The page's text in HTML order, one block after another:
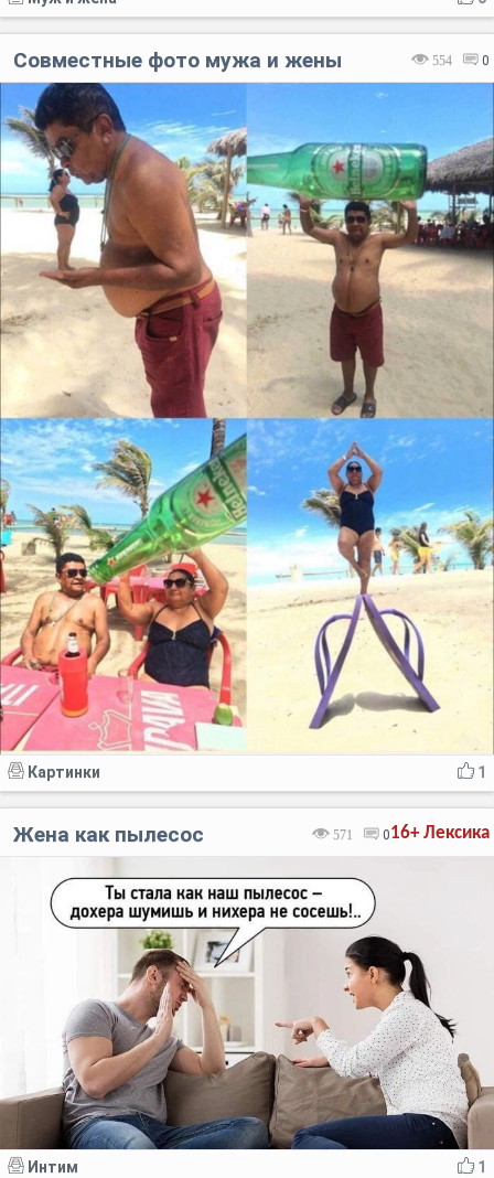
554 0
Совместные фото мужа и жены
1
Картинки
Лексика
16+
571 0
Жена как пылесос
1
Интим